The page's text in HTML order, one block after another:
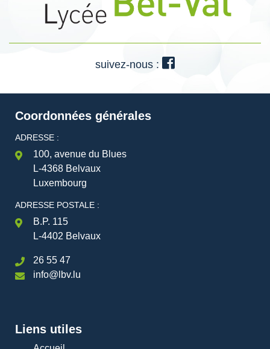
suivez-nous :
Coordonnées générales
ADRESSE :
100, avenue du Blues
L-4368 Belvaux
Luxembourg
ADRESSE POSTALE :
B.P. 115
L-4402 Belvaux
26 55 47
info@lbv.lu
Liens utiles